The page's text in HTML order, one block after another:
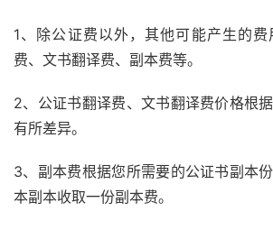
1、除公证费以外，其他可能产生的
费、文书翻译费、副本费等。
2、公证书翻译费、文书翻译费价格根
有所差异。
3、副本费根据您所需要的公证书副本
本副本收取一份副本费。